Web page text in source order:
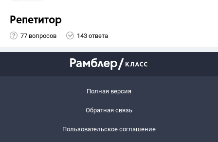
Репетитор
77 вопросов 143 ответа
Полная версия
Обратная связь
Пользовательское соглашение